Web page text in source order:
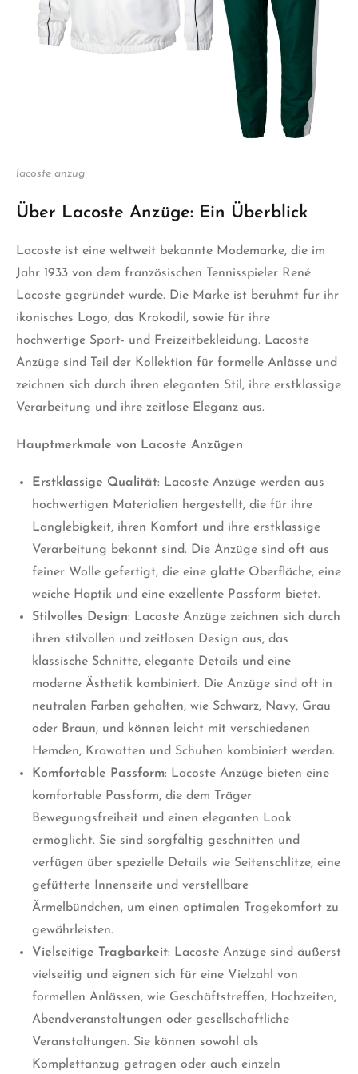
lacoste anzug
Über Lacoste Anzüge: Ein Überblick
Lacoste ist eine weltweit bekannte Modemarke, die im
Jahr 1933 von dem französischen Tennisspieler René
Lacoste gegründet wurde. Die Marke ist berühmt für ihr
ikonisches Logo, das Krokodil, sowie für ihre
hochwertige Sport- und Freizeitbekleidung. Lacoste
Anzüge sind Teil der Kollektion für formelle Anlässe und
zeichnen sich durch ihren eleganten Stil, ihre erstklassige
Verarbeitung und ihre zeitlose Eleganz aus.
Hauptmerkmale von Lacoste Anzügen
Erstklassige Qualität: Lacoste Anzüge werden aus
hochwertigen Materialien hergestellt, die für ihre
Langlebigkeit, ihren Komfort und ihre erstklassige
Verarbeitung bekannt sind. Die Anzüge sind oft aus
feiner Wolle gefertigt, die eine glatte Oberfläche, eine
weiche Haptik und eine exzellente Passform bietet.
Stilvolles Design: Lacoste Anzüge zeichnen sich durch
ihren stilvollen und zeitlosen Design aus, das
klassische Schnitte, elegante Details und eine
moderne Ästhetik kombiniert. Die Anzüge sind oft in
neutralen Farben gehalten, wie Schwarz, Navy, Grau
oder Braun, und können leicht mit verschiedenen
Hemden, Krawatten und Schuhen kombiniert werden.
Komfortable Passform: Lacoste Anzüge bieten eine
komfortable Passform, die dem Träger
Bewegungsfreiheit und einen eleganten Look
ermöglicht. Sie sind sorgfältig geschnitten und
verfügen über spezielle Details wie Seitenschlitze, eine
gefütterte Innenseite und verstellbare
Ärmelbündchen, um einen optimalen Tragekomfort zu
gewährleisten.
Vielseitige Tragbarkeit: Lacoste Anzüge sind äußerst
vielseitig und eignen sich für eine Vielzahl von
formellen Anlässen, wie Geschäftstreffen, Hochzeiten,
Abendveranstaltungen oder gesellschaftliche
Veranstaltungen. Sie können sowohl als
Komplettanzug getragen oder auch einzeln